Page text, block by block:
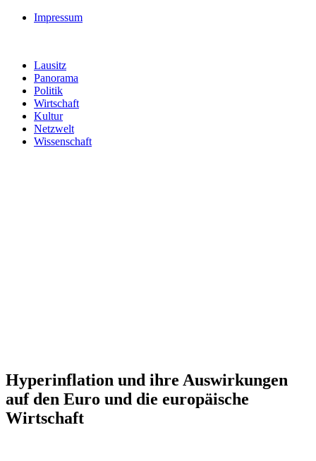
Impressum
Lausitz
Panorama
Politik
Wirtschaft
Kultur
Netzwelt
Wissenschaft
Hyperinflation und ihre Auswirkungen
auf den Euro und die europäische
Wirtschaft